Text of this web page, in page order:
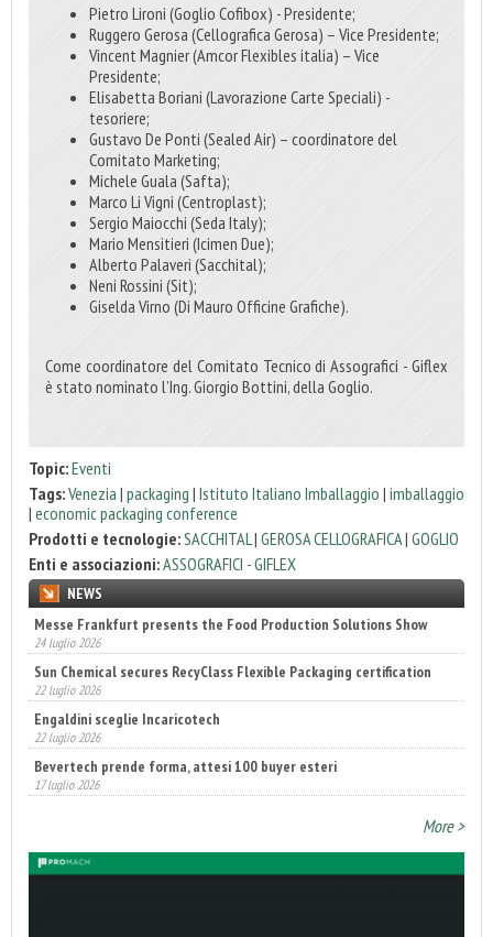
Pietro Lironi (Goglio Cofibox) - Presidente;
Ruggero Gerosa (Cellografica Gerosa) – Vice Presidente;
Vincent Magnier (Amcor Flexibles italia) – Vice
Presidente;
Elisabetta Boriani (Lavorazione Carte Speciali) -
tesoriere;
Gustavo De Ponti (Sealed Air) – coordinatore del
Comitato Marketing;
Michele Guala (Safta);
Marco Li Vigni (Centroplast);
Sergio Maiocchi (Seda Italy);
Mario Mensitieri (Icimen Due);
Alberto Palaveri (Sacchital);
Neni Rossini (Sit);
Giselda Virno (Di Mauro Officine Grafiche).
Come coordinatore del Comitato Tecnico di Assografici - Giflex
è stato nominato l’Ing. Giorgio Bottini, della Goglio.
Topic:Eventi
Tags:Venezia | packaging | Istituto Italiano Imballaggio | imballaggio
| economic packaging conference
Prodotti e tecnologie:SACCHITAL | GEROSA CELLOGRAFICA| GOGLIO
Enti e associazioni:ASSOGRAFICI - GIFLEX
NEWS
Messe Frankfurt presents the Food Production Solutions Show
24 luglio 2026
Sun Chemical secures RecyClass Flexible Packaging certification
22 luglio 2026
Engaldini sceglie Incaricotech
22 luglio 2026
Bevertech prende forma, attesi 100 buyer esteri
17 luglio 2026
Annunciati i finalisti dei Diamonds Awards 2026 di FTA Europe
14 luglio 2026
More >